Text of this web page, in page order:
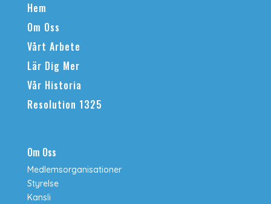
Hem
Om Oss
Vårt Arbete
Lär Dig Mer
Vår Historia
Resolution 1325
Om Oss
Medlemsorganisationer
Styrelse
Kansli